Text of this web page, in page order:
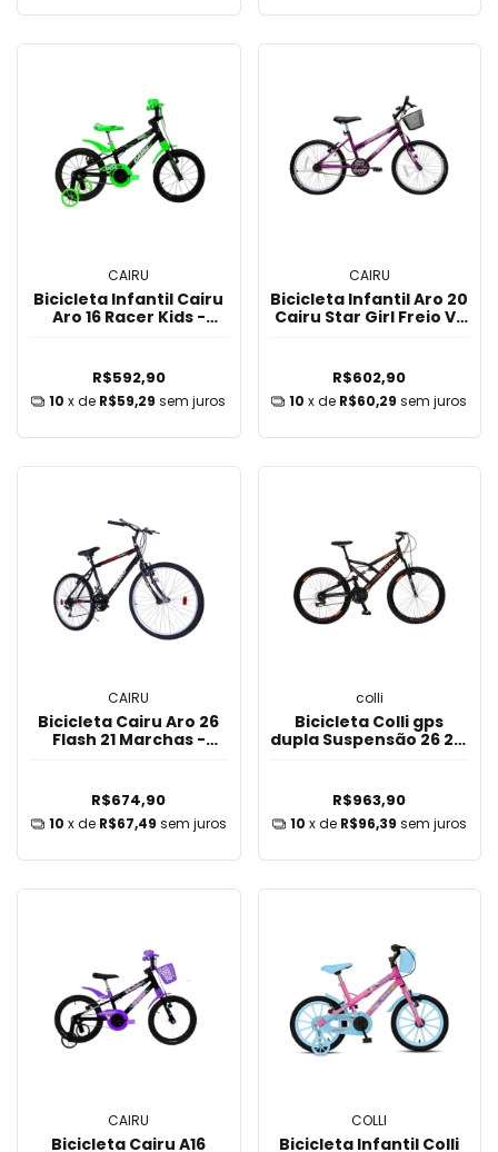
CAIRU
Bicicleta Infantil Cairu
Aro 16 Racer Kids -
R$592,90
10 x de R$59,29 sem juros
CAIRU
Bicicleta Infantil Aro 20
Cairu Star Girl Freio V-
R$602,90
10 x de R$60,29 sem juros
CAIRU
Bicicleta Cairu Aro 26
Flash 21 Marchas -
R$674,90
10 x de R$67,49 sem juros
colli
Bicicleta Colli gps
dupla Suspensão 26 21v
R$963,90
10 x de R$96,39 sem juros
CAIRU
Bicicleta Cairu A16
COLLI
Bicicleta Infantil Colli